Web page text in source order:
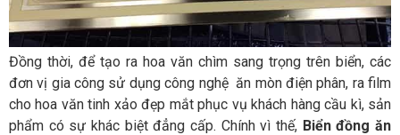
Đồng thời, để tạo ra hoa văn chìm sang trọng trên biển, các
đơn vị gia công sử dụng công nghệ ăn mòn điện phân, ra film
cho hoa văn tinh xảo đẹp mắt phục vụ khách hàng cầu kì, sản
phẩm có sự khác biệt đẳng cấp. Chính vì thế, Biển đồng ăn